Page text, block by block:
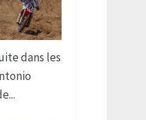
dans les